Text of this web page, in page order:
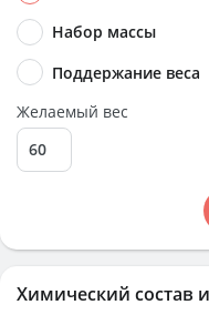
Химический состав
Набор массы
Поддержание веса
Желаемый вес